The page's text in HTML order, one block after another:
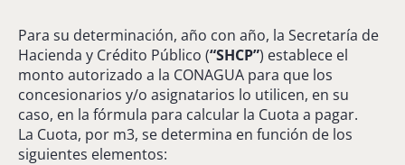
Para su determinación, año con año, la Secretaría de
Hacienda y Crédito Público (“SHCP”) establece el
monto autorizado a la CONAGUA para que los
concesionarios y/o asignatarios lo utilicen, en su
caso, en la fórmula para calcular la Cuota a pagar.
La Cuota, por m3, se determina en función de los
siguientes elementos: